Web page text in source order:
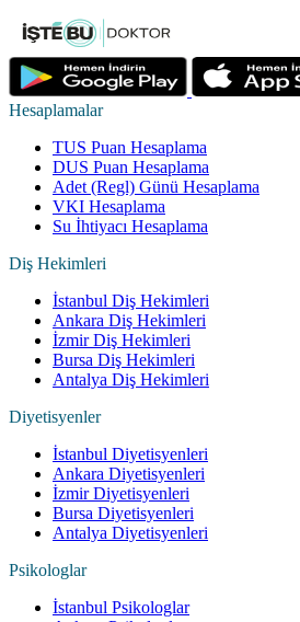
Hesaplamalar
TUS Puan Hesaplama
DUS Puan Hesaplama
Adet (Regl) Günü Hesaplama
VKI Hesaplama
Su İhtiyacı Hesaplama
Diş Hekimleri
İstanbul Diş Hekimleri
Ankara Diş Hekimleri
İzmir Diş Hekimleri
Bursa Diş Hekimleri
Antalya Diş Hekimleri
Diyetisyenler
İstanbul Diyetisyenleri
Ankara Diyetisyenleri
İzmir Diyetisyenleri
Bursa Diyetisyenleri
Antalya Diyetisyenleri
Psikologlar
İstanbul Psikologlar